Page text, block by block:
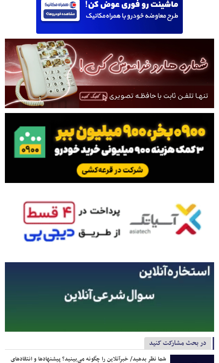
در بحث مشارکت کنید
شما نظر بدهید/ خبرآنلاین را چگونه می‌بینید؟ پیشنهادها و انتقادهای